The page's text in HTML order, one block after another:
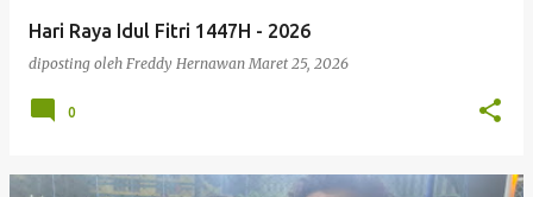
Hari Raya Idul Fitri 1447H - 2026
diposting oleh Freddy Hernawan Maret 25, 2026
0